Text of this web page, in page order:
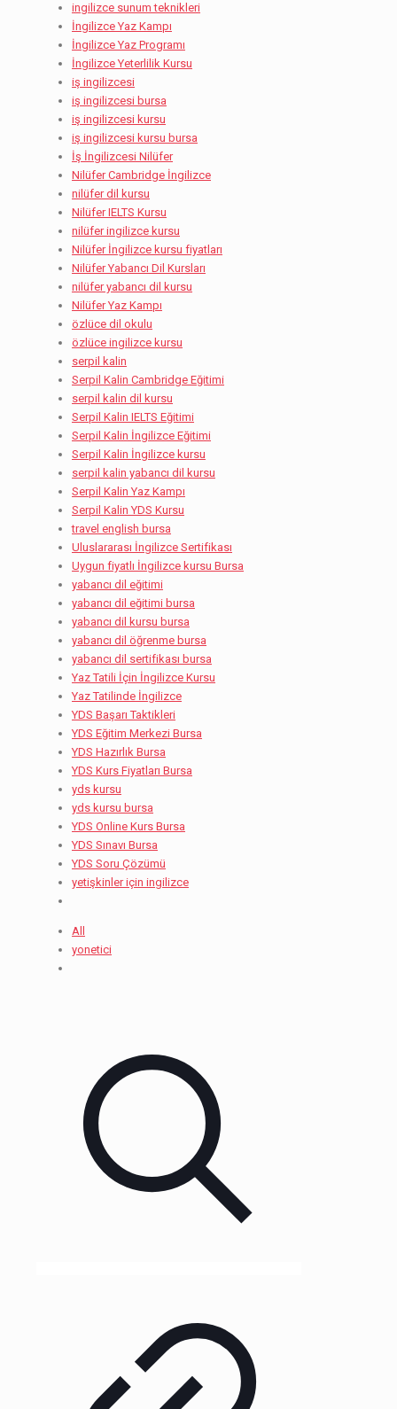
ingilizce sunum teknikleri
İngilizce Yaz Kampı
İngilizce Yaz Programı
İngilizce Yeterlilik Kursu
iş ingilizcesi
iş ingilizcesi bursa
iş ingilizcesi kursu
iş ingilizcesi kursu bursa
İş İngilizcesi Nilüfer
Nilüfer Cambridge İngilizce
nilüfer dil kursu
Nilüfer IELTS Kursu
nilüfer ingilizce kursu
Nilüfer İngilizce kursu fiyatları
Nilüfer Yabancı Dil Kursları
nilüfer yabancı dil kursu
Nilüfer Yaz Kampı
özlüce dil okulu
özlüce ingilizce kursu
serpil kalin
Serpil Kalin Cambridge Eğitimi
serpil kalin dil kursu
Serpil Kalin IELTS Eğitimi
Serpil Kalin İngilizce Eğitimi
Serpil Kalin İngilizce kursu
serpil kalin yabancı dil kursu
Serpil Kalin Yaz Kampı
Serpil Kalin YDS Kursu
travel english bursa
Uluslararası İngilizce Sertifikası
Uygun fiyatlı İngilizce kursu Bursa
yabancı dil eğitimi
yabancı dil eğitimi bursa
yabancı dil kursu bursa
yabancı dil öğrenme bursa
yabancı dil sertifikası bursa
Yaz Tatili İçin İngilizce Kursu
Yaz Tatilinde İngilizce
YDS Başarı Taktikleri
YDS Eğitim Merkezi Bursa
YDS Hazırlık Bursa
YDS Kurs Fiyatları Bursa
yds kursu
yds kursu bursa
YDS Online Kurs Bursa
YDS Sınavı Bursa
YDS Soru Çözümü
yetişkinler için ingilizce
All
yonetici